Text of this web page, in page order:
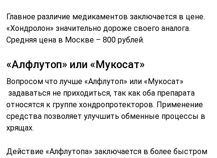
Главное различие медикаментов заключается в цене.
«Хондролон» значительно дороже своего аналога.
Средняя цена в Москве – 800 рублей.
«Алфлутоп» или «Мукосат»
Вопросом что лучше «Алфлутоп» или «Мукосат»
задаваться не приходиться, так как оба препарата
относятся к группе хондропротекторов. Применение
средства позволяет улучшить обменные процессы в
хрящах.
Действие «Алфлутопа» заключается в более быстром